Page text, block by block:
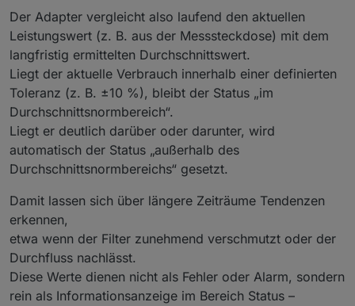
Der Adapter vergleicht also laufend den aktuellen
Leistungswert (z. B. aus der Messsteckdose) mit dem
langfristig ermittelten Durchschnittswert.
Liegt der aktuelle Verbrauch innerhalb einer definierten
Toleranz (z. B. ±10 %), bleibt der Status „im
Durchschnittsnormbereich“.
Liegt er deutlich darüber oder darunter, wird
automatisch der Status „außerhalb des
Durchschnittsnormbereichs“ gesetzt.
Damit lassen sich über längere Zeiträume Tendenzen
erkennen,
etwa wenn der Filter zunehmend verschmutzt oder der
Durchfluss nachlässt.
Diese Werte dienen nicht als Fehler oder Alarm, sondern
rein als Informationsanzeige im Bereich Status –